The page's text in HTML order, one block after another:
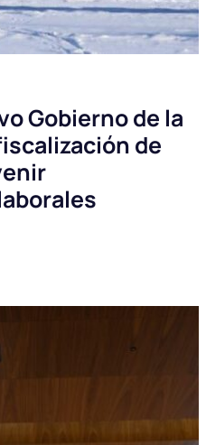
Gobierno de la
de